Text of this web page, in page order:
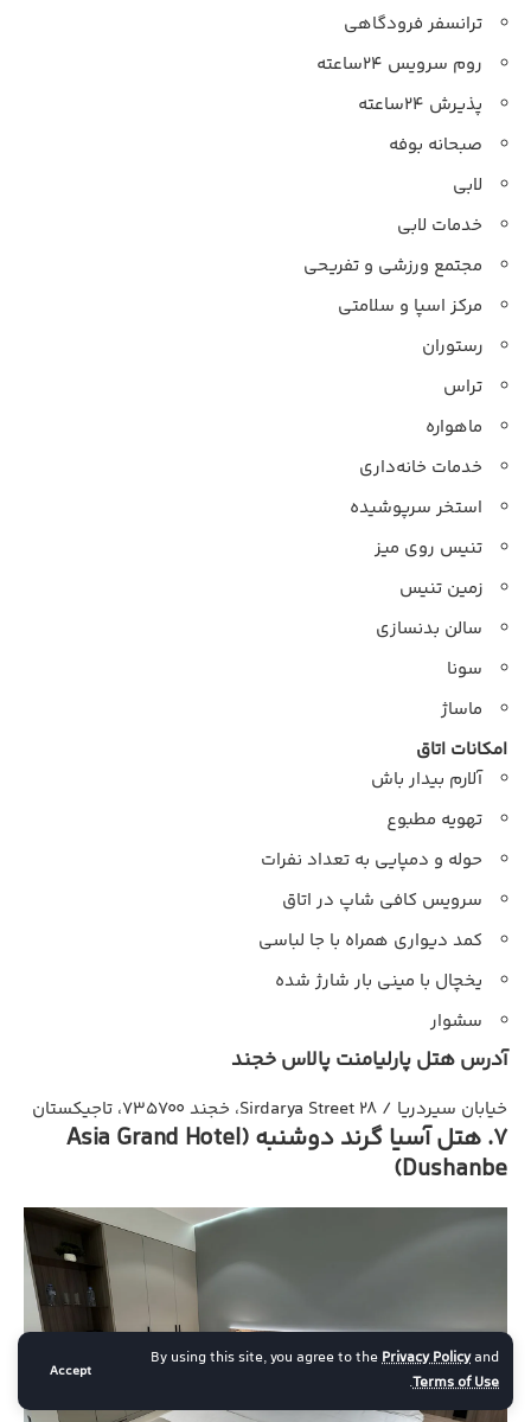
By using this site, you agree to thePrivacy Policyand
Terms of Use
.
Accept
ترانسفر فرودگاهی
روم سرویس ۲۴ساعته
پذیرش ۲۴ساعته
صبحانه بوفه
لابی
خدمات لابی
مجتمع ورزشی و تفریحی
مرکز اسپا و سلامتی
رستوران
تراس
ماهواره
خدمات خانه‌داری
استخر سرپوشیده
تنیس روی میز
زمین تنیس
سالن بدنسازی
سونا
ماساژ
امکانات اتاق
آلارم بیدار باش
تهویه مطبوع
حوله و دمپایی به تعداد نفرات
سرویس کافی شاپ در اتاق
کمد دیواری همراه با جا لباسی
یخچال با مینی بار شارژ شده
سشوار
آدرس هتل پارلیامنت پالاس خجند
خیابان سیردریا / Sirdarya Street 28، خجند ۷۳۵۷۰۰، تاجیکستان
7. هتل آسیا گرند دوشنبه (Asia Grand Hotel
Dushanbe)